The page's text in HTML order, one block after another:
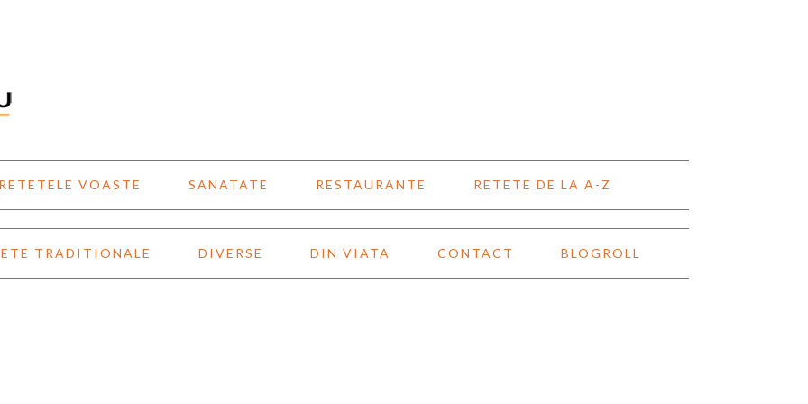
RETETELE VOASTE SANATATE RESTAURANTE RETETE DE LA A-Z
TRADITIONALE DIVERSE DIN VIATA CONTACT BLOGROLL